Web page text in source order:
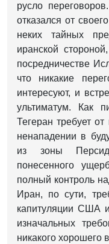
русло
отказался от
неких тайных
иранской
посредничестве
что никакие
интересуют, и
ультиматум. Как
Тегеран требует
ненападении в
из зоны
понесенного
полный контроль
Иран, по сути,
капитуляции США
изначальных
никакого хорошего